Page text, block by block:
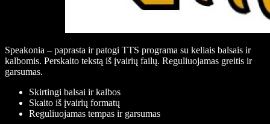
Speakonia – paprasta ir patogi TTS programa su keliais balsais ir
kalbomis. Perskaito tekstą iš įvairių failų. Reguliuojamas greitis ir
garsumas.
Skirtingi balsai ir kalbos
Skaito iš įvairių formatų
Reguliuojamas tempas ir garsumas